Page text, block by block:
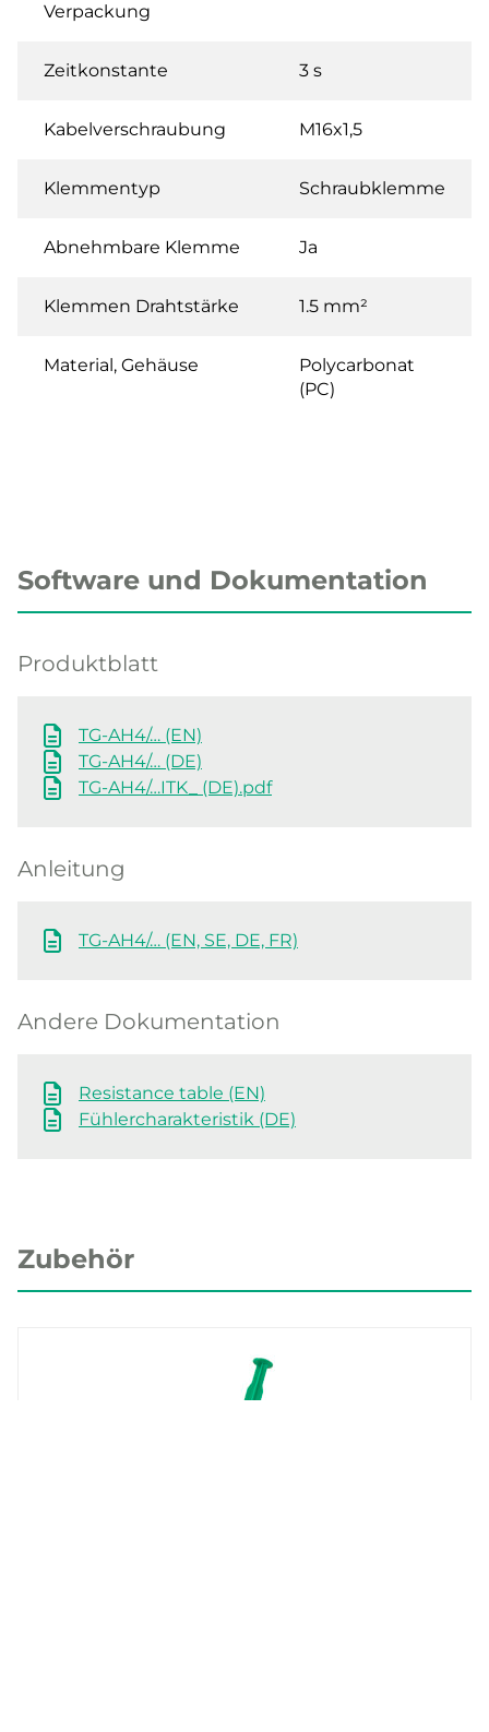
Verpackung
Zeitkonstante 3 s
Kabelverschraubung M16x1,5
Klemmentyp Schraubklemme
Abnehmbare Klemme Ja
Klemmen Drahtstärke 1.5 mm²
Material, Gehäuse
Polycarbonat
(PC)
Software und Dokumentation
Produktblatt
TG-AH4/… (EN)
TG-AH4/… (DE)
TG-AH4/…ITK_ (DE).pdf
Anleitung
TG-AH4/… (EN, SE, DE, FR)
Andere Dokumentation
Resistance table (EN)
Fühlercharakteristik (DE)
Zubehör